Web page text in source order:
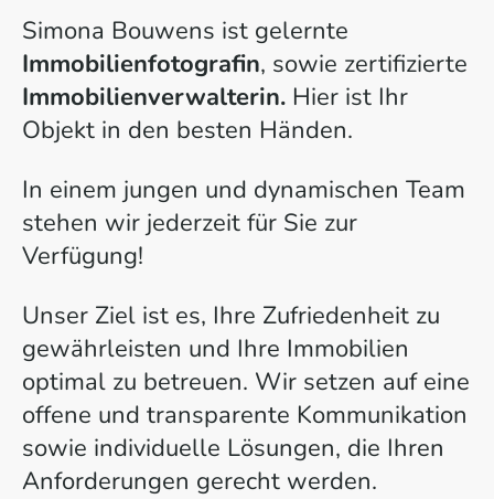
Simona Bouwens ist gelernte
Immobilienfotografin, sowie zertifizierte
Immobilienverwalterin. Hier ist Ihr
Objekt in den besten Händen.
In einem jungen und dynamischen Team
stehen wir jederzeit für Sie zur
Verfügung!
Unser Ziel ist es, Ihre Zufriedenheit zu
gewährleisten und Ihre Immobilien
optimal zu betreuen. Wir setzen auf eine
offene und transparente Kommunikation
sowie individuelle Lösungen, die Ihren
Anforderungen gerecht werden.